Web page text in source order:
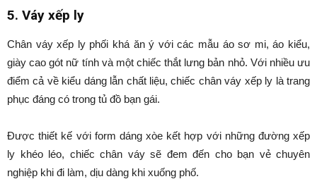
5. Váy xếp ly
Chân váy xếp ly phối khá ăn ý với các mẫu áo sơ mi, áo kiểu,
giày cao gót nữ tính và một chiếc thắt lưng bản nhỏ. Với nhiều ưu
điểm cả về kiểu dáng lẫn chất liệu, chiếc chân váy xếp ly là trang
phục đáng có trong tủ đồ bạn gái.
Được thiết kế với form dáng xòe kết hợp với những đường xếp
ly khéo léo, chiếc chân váy sẽ đem đến cho bạn vẻ chuyên
nghiệp khi đi làm, dịu dàng khi xuống phố.